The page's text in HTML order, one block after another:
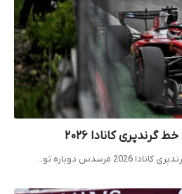
کانادا ۲۰۲۶
مرسدس دوباره تو…